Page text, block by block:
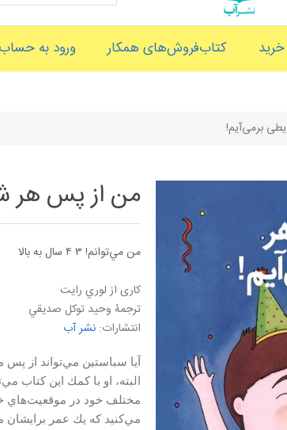
کتاب‌فروش‌های همکار ورود به
برمی‌آیم!
من از پس هر
من مي‌توانم! ۳ ۴ سال به بالا
کاری از لوري رايت
ترجمۀ وحيد توكل صديقي
انتشارات: نشر آب
آيا سباستين مي‌تواند از
البته، او با كمك اين كتاب
مختلف خود در موقعيت‌هاي
مي‌كنيد كه يك عمر برايشان